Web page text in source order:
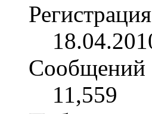
Регистрация
Сообщений
11,559